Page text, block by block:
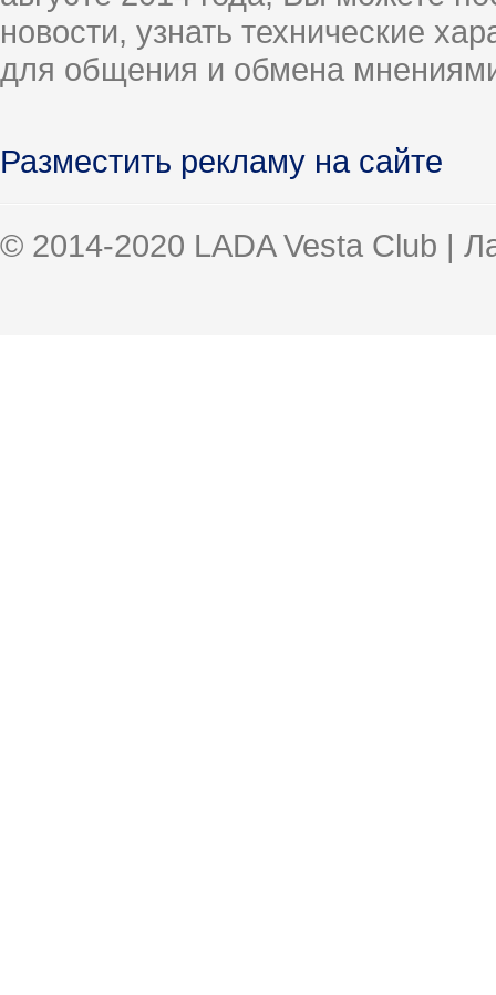
новости, узнать технические
для общения и обмена
Разместить рекламу на сайте
© 2014-2020 LADA Vesta Club |